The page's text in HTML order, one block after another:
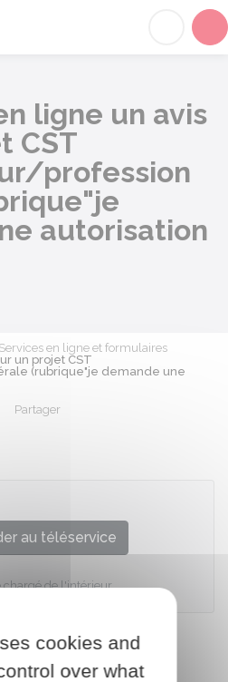
ligne un avis
CST
profession
autorisation
Services en ligne et formulaires
un projet CST
(rubrique"je demande une
Partager
au téléservice
chargé de l'intérieur
cookies and
over what